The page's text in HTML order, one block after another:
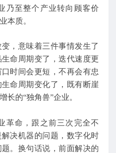
乃至整个产业转向顾客价
本质。
，意味着三件事情发生了
命周期变了，迭代速度更
时间会更短，不再会有忠
命周期变化了，既有断崖
长的“独角兽”企业。
革命，跟之前三次完全不
决机器的问题，数字化时
。换句话说，前面解决的